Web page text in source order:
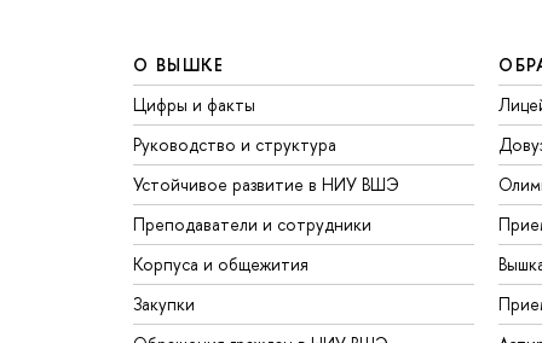
О ВЫШКЕ
Цифры и факты
Руководство и структура
Устойчивое развитие в НИУ ВШЭ
Преподаватели и сотрудники
Корпуса и общежития
Закупки